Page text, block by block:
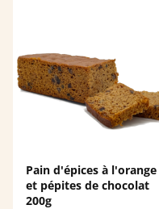
Pain d'épices à l'orange
et pépites de chocolat
200g